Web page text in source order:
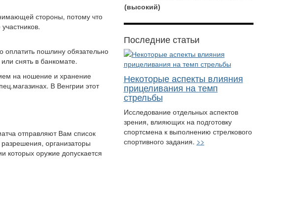
стороны, потому что
пошлину обязательно
снять в банкомате.
на ношение и хранение
В Венгрии этот
отправляют Вам список
организаторы
которых оружие допускается
(высокий)
Последние статьи
Некоторые аспекты влияния
прицеливания на темп
стрельбы
Исследование отдельных аспектов
зрения, влияющих на подготовку
спортсмена к выполнению стрелкового
спортивного задания. >>